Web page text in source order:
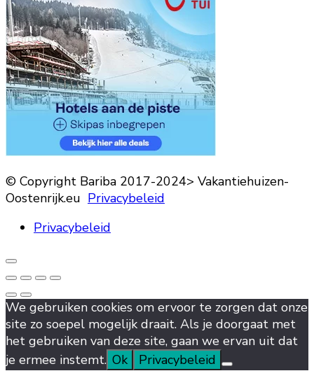
© Copyright Bariba 2017-2024> Vakantiehuizen-
Oostenrijk.eu Privacybeleid
Privacybeleid
We gebruiken cookies om ervoor te zorgen dat onze
site zo soepel mogelijk draait. Als je doorgaat met
het gebruiken van deze site, gaan we ervan uit dat
je ermee instemt. Ok Privacybeleid